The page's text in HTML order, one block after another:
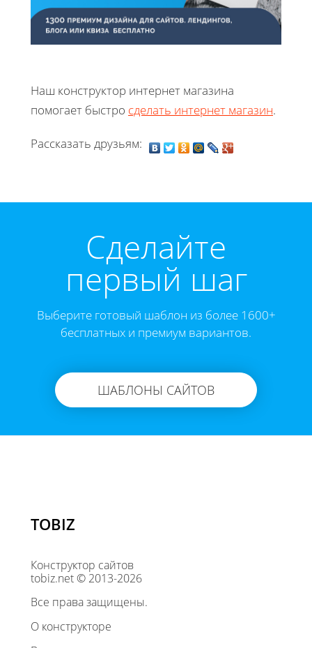
Наш конструктор интернет магазина
помогает быстро сделать интернет магазин.
Рассказать друзьям:
Cделайте
первый шаг
Выберите готовый шаблон из более 1600+
бесплатных и премиум вариантов.
ШАБЛОНЫ САЙТОВ
TOBIZ
Конструктор сайтов
tobiz.net © 2013-2026
Все права защищены.
О конструкторе